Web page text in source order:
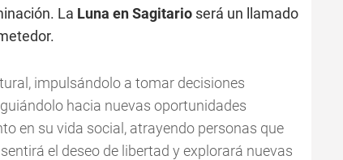
La Luna en Sagitario será un llamado
impulsándolo a tomar decisiones
hacia nuevas oportunidades
en su vida social, atrayendo personas que
el deseo de libertad y explorará nuevas